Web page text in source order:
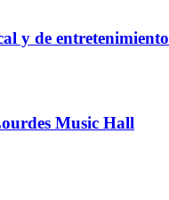
y de entretenimiento
Music Hall